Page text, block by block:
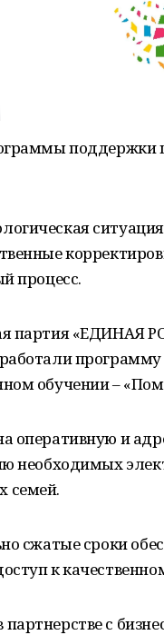
поддержки
процесс.
партия «ЕДИНАЯ
обучении –
оперативную и
необходимых
семей.
сжатые сроки
к
с